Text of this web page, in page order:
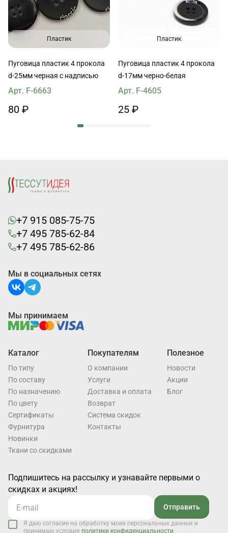
Пластик
Пуговица пластик 4 прокола
d-25мм черная с надписью
Арт. F-6663
80 ₽
Пластик
Пуговица пластик 4 прокола
d-17мм черно-белая
Арт. F-4605
25 ₽
+7 915 085-75-75
+7 495 785-62-84
+7 495 785-62-86
Каталог
По типу
По составу
По назначению
По цвету
Cертификаты
Фурнитура
Новинки
Ткани со скидками
Покупателям
О компании
Услуги
Доставка и оплата
Возврат
Система скидок
Контакты
Полезное
Новости
Акции
Блог
Подпишитесь на рассылку и узнавайте первыми о
скидках и акциях!
Отправить
Я даю согласие на обработку моих персональных данных и
принимаю условия политики конфиденциальности
Мы в социальных сетях
Мы принимаем